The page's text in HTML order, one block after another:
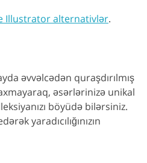
Illustrator alternativlər.
əvvəlcədən quraşdırılmış
əsərlərinizə unikal
böyüdə bilərsiniz.
yaradıcılığınızın